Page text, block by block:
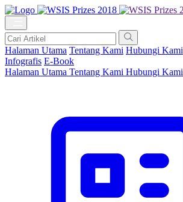
Halaman Utama Tentang Kami Hubungi Kami
Infografis E-Book
Halaman Utama Tentang Kami Hubungi Kami